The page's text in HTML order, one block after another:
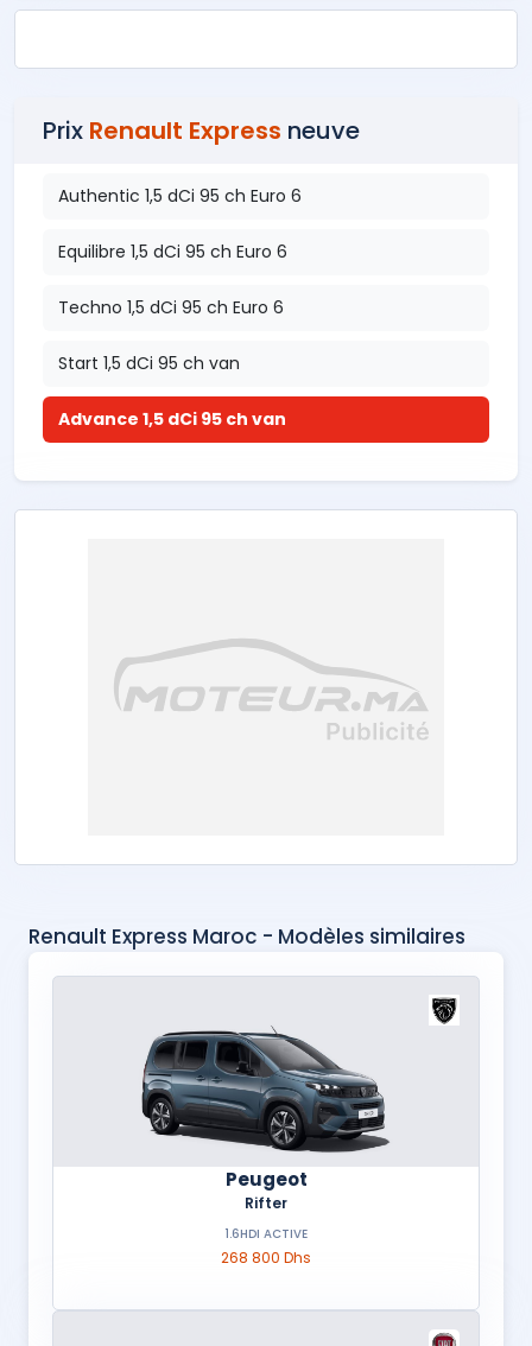
Prix Renault Express neuve
Authentic 1,5 dCi 95 ch Euro 6
Equilibre 1,5 dCi 95 ch Euro 6
Techno 1,5 dCi 95 ch Euro 6
Start 1,5 dCi 95 ch van
Advance 1,5 dCi 95 ch van
Renault Express Maroc - Modèles similaires
Peugeot
Rifter
1.6HDI ACTIVE
268 800 Dhs